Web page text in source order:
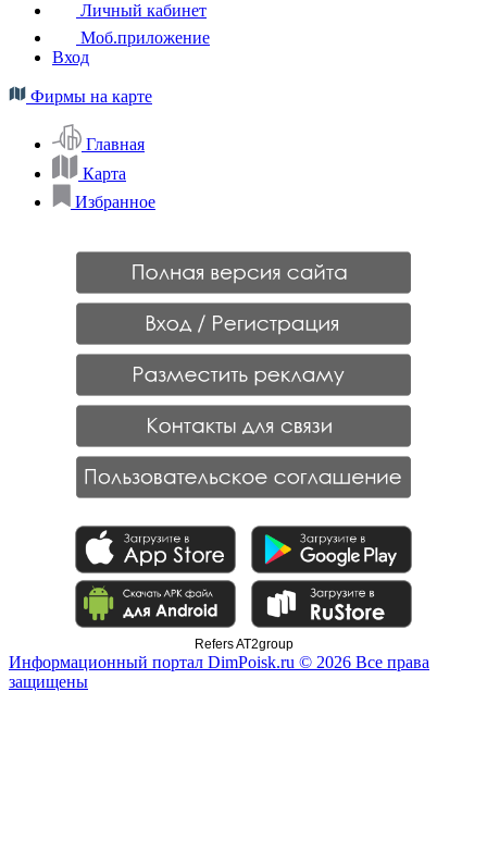
Личный кабинет
Моб.приложение
Вход
Фирмы на карте
Главная
Карта
Избранное
Refers AT2group
Информационный портал DimPoisk.ru © 2026 Все права
защищены